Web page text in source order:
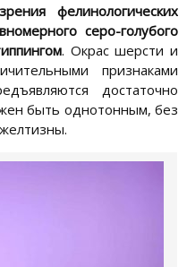
фелинологических
серо-голубого
. Окрас шерсти и
признаками
достаточно
быть однотонным, без